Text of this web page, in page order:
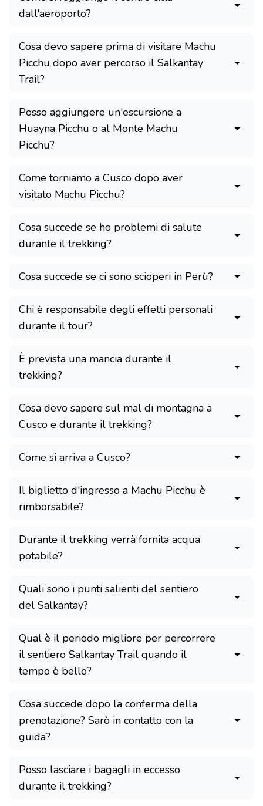
dall'aeroporto?
Cosa devo sapere prima di visitare Machu
Picchu dopo aver percorso il Salkantay
Trail?
Posso aggiungere un'escursione a
Huayna Picchu o al Monte Machu
Picchu?
Come torniamo a Cusco dopo aver
visitato Machu Picchu?
Cosa succede se ho problemi di salute
durante il trekking?
Cosa succede se ci sono scioperi in Perù?
Chi è responsabile degli effetti personali
durante il tour?
È prevista una mancia durante il
trekking?
Cosa devo sapere sul mal di montagna a
Cusco e durante il trekking?
Come si arriva a Cusco?
Il biglietto d'ingresso a Machu Picchu è
rimborsabile?
Durante il trekking verrà fornita acqua
potabile?
Quali sono i punti salienti del sentiero
del Salkantay?
Qual è il periodo migliore per percorrere
il sentiero Salkantay Trail quando il
tempo è bello?
Cosa succede dopo la conferma della
prenotazione? Sarò in contatto con la
guida?
Posso lasciare i bagagli in eccesso
durante il trekking?